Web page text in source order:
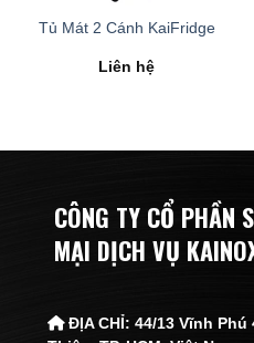
Tủ Mát 2 Cánh KaiFridge
Liên hệ
CÔNG TY CỔ PHẦN
MẠI DỊCH VỤ
ĐỊA CHỈ:44/13 Vĩnh Phú